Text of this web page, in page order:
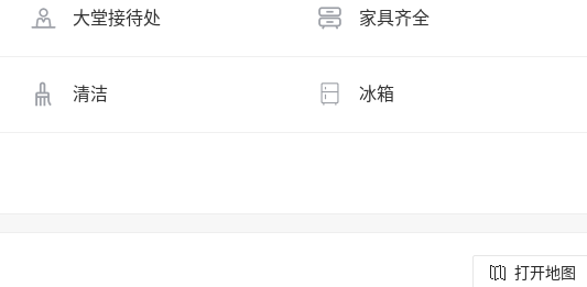
大堂接待处 家具齐全
清洁 冰箱
打开地图